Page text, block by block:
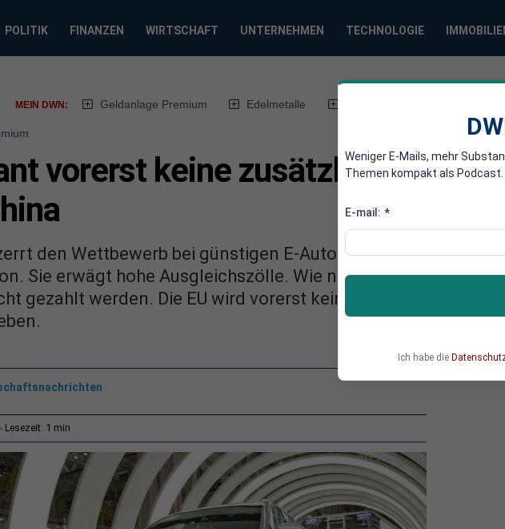
POLITIK FINANZEN WIRTSCHAFT UNTERNEHMEN TECHNOLOGIE
MEIN DWN: Geldanlage Premium Edelmetalle
vorerst keine zusätzlichen
den Wettbewerb bei günstigen E-Autos durch
Sie erwägt hohe Ausgleichszölle. Wie nun bekannt wird,
gezahlt werden. Die EU wird vorerst keine zusätzlichen
Lesezeit: 1 min
Weniger E-Mails, mehr
Themen kompakt als
E-mail: *
Ich habe die